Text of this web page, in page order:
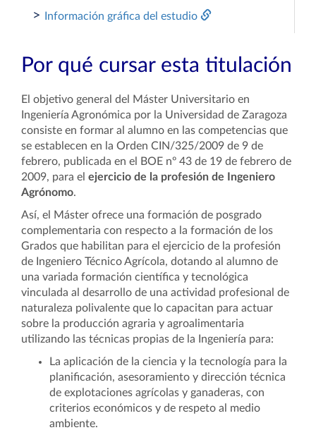
> Información gráfica del estudio
Por qué cursar esta titulación
El objetivo general del Máster Universitario en
Ingeniería Agronómica por la Universidad de Zaragoza
consiste en formar al alumno en las competencias que
se establecen en la Orden CIN/325/2009 de 9 de
febrero, publicada en el BOE nº 43 de 19 de febrero de
2009, para el ejercicio de la profesión de Ingeniero
Agrónomo.
Así, el Máster ofrece una formación de posgrado
complementaria con respecto a la formación de los
Grados que habilitan para el ejercicio de la profesión
de Ingeniero Técnico Agrícola, dotando al alumno de
una variada formación científica y tecnológica
vinculada al desarrollo de una actividad profesional de
naturaleza polivalente que lo capacitan para actuar
sobre la producción agraria y agroalimentaria
utilizando las técnicas propias de la Ingeniería para:
La aplicación de la ciencia y la tecnología para la
planificación, asesoramiento y dirección técnica
de explotaciones agrícolas y ganaderas, con
criterios económicos y de respeto al medio
ambiente.